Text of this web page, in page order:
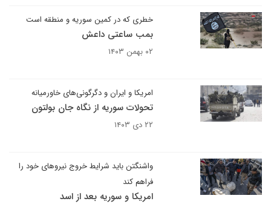
خطری که در کمین سوریه و منطقه است
بمب ساعتی داعش
۰۲ بهمن ۱۴۰۳
امریکا و ایران و دگرگونی‌های خاورمیانه
تحولات سوریه از نگاه جان بولتون
۲۲ دی ۱۴۰۳
واشنگتن باید شرایط خروج نیروهای خود را
فراهم کند
امریکا و سوریه بعد از اسد